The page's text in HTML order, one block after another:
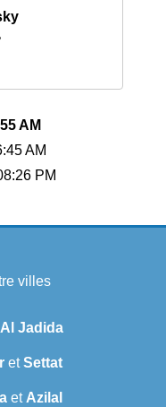
AM
AM
PM
villes
Al Jadida
etSettat
et Azilal